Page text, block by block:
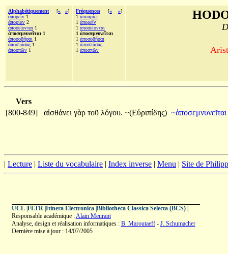
Alphabétiquement [« »]
ἀπορεῖν 1
ἀπορίαν 2
ἀποσείονται 1
ἀποσεμνυνεῖται 1
ἀποσοβῆσαι 1
ἀποσπάσας 1
ἀποσπῶν 1
Fréquences [« »]
1 ἀποπρίω
1 ἀπορεῖν
1 ἀποσείονται
1 ἀποσεμνυνεῖται
1 ἀποσοβῆσαι
1 ἀποσπάσας
1 ἀποσπῶν
Vers
[800-849]
αἰσθάνει γὰρ τοῦ λόγου. ~(Εὐριπίδης) ~ἀποσεμνυνεῖται
| Lecture | Liste du vocabulaire | Index inverse | Menu | Site de
UCL| FLTR| Itinera Electronica| Bibliotheca Classica Selecta (BCS)|
Responsable académique :Alain Meurant
Analyse, design et réalisation informatiques : B. Maroutaeff- J. Schumacher
Dernière mise à jour : 14/07/2005